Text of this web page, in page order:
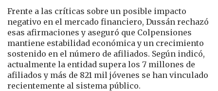
Frente a las críticas sobre un posible impacto
negativo en el mercado financiero, Dussán rechazó
esas afirmaciones y aseguró que Colpensiones
mantiene estabilidad económica y un crecimiento
sostenido en el número de afiliados. Según indicó,
actualmente la entidad supera los 7 millones de
afiliados y más de 821 mil jóvenes se han vinculado
recientemente al sistema público.